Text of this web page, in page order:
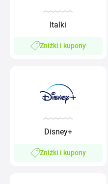
Italki
Zniżki i kupony
Disney+
Zniżki i kupony